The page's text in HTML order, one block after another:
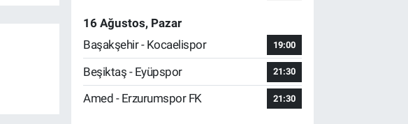
16 Ağustos, Pazar
Başakşehir - Kocaelispor
19:00
Beşiktaş - Eyüpspor 21:30
Amed - Erzurumspor FK 21:30